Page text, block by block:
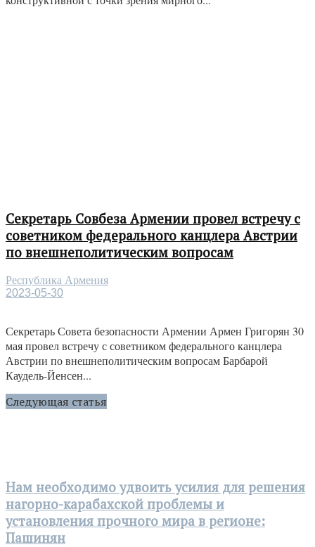
Секретарь Совбеза Армении провел встречу с
советником федерального канцлера Австрии
по внешнеполитическим вопросам
Республика Армения
2023-05-30
Секретарь Совета безопасности Армении Армен Григорян 30
мая провел встречу с советником федерального канцлера
Австрии по внешнеполитическим вопросам Барбарой
Каудель-Йенсен...
Следующая статья
Нам необходимо удвоить усилия для решения
нагорно-карабахской проблемы и
установления прочного мира в регионе:
Пашинян